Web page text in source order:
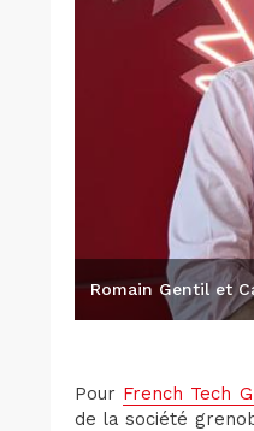
Romain Gentil et
Pour French Tech
de la société